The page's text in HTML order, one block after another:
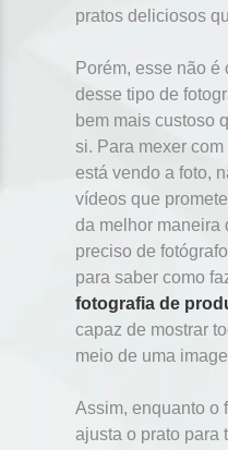
pratos deliciosos
Porém, esse não é
desse tipo de
bem mais custoso
si. Para mexer
está vendo a foto,
vídeos que
da melhor maneira
preciso de
para saber como
fotografia de
capaz de mostrar
meio de uma
Assim, enquanto o
ajusta o prato para